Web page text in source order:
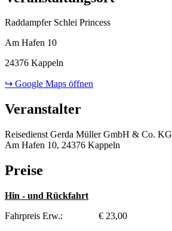
Raddampfer Schlei Princess
Am Hafen 10
24376 Kappeln
↪ Google Maps öffnen
Veranstalter
Reisedienst Gerda Müller GmbH & Co. KG
Am Hafen 10, 24376 Kappeln
Preise
Hin - und Rückfahrt
Fahrpreis Erw.: € 23,00